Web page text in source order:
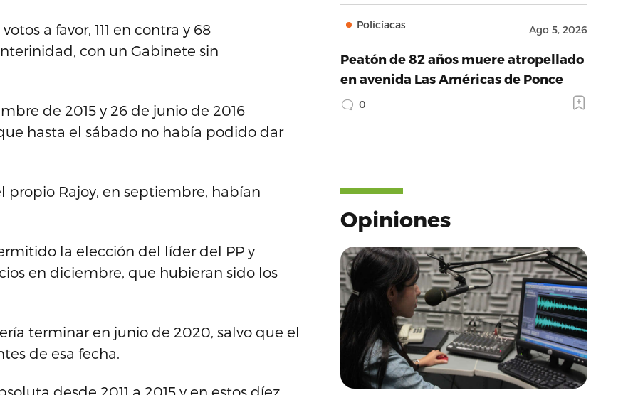
a favor, 111 en contra y 68
con un Gabinete sin
de 2015 y 26 de junio de 2016
hasta el sábado no había podido dar
propio Rajoy, en septiembre, habían
la elección del líder del PP y
en diciembre, que hubieran sido los
terminar en junio de 2020, salvo que el
de esa fecha.
desde 2011 a 2015 y en estos díez
Policíacas Ago 5, 2026
Peatón de 82 años muere atropellado
en avenida Las Américas de Ponce
0
Opiniones